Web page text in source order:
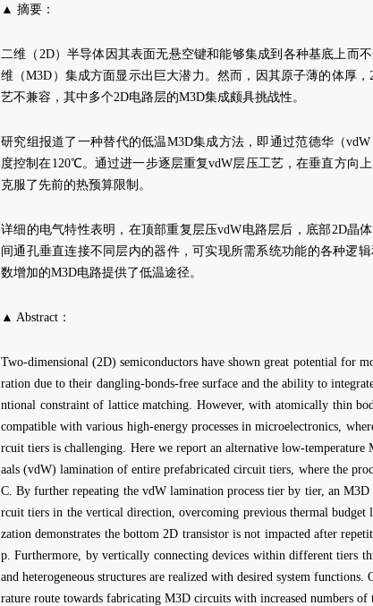
▲ 摘要：
二维（2D）半导体因其表面无悬空键和能够集成到各种基底上而
维（M3D）集成方面显示出巨大潜力。然而，因其原子薄的体厚
艺不兼容，其中多个2D电路层的M3D集成颇具挑战性。
研究组报道了一种替代的低温M3D集成方法，即通过范德华（
度控制在120℃。通过进一步逐层重复vdW层压工艺，在垂直方向
克服了先前的热预算限制。
详细的电气特性表明，在顶部重复层压vdW电路层后，底部2D晶
间通孔垂直连接不同层内的器件，可实现所需系统功能的各种逻
数增加的M3D电路提供了低温途径。
▲ Abstract：
Two-dimensional (2D) semiconductors have shown great potential for
ration due to their dangling-bonds-free surface and the ability to
ntional constraint of lattice matching. However, with atomically thin
compatible with various high-energy processes in microelectronics,
rcuit tiers is challenging. Here we report an alternative low-
aals (vdW) lamination of entire prefabricated circuit tiers, where the
C. By further repeating the vdW lamination process tier by tier, an
rcuit tiers in the vertical direction, overcoming previous thermal budget
zation demonstrates the bottom 2D transistor is not impacted after
p. Furthermore, by vertically connecting devices within different tiers
and heterogeneous structures are realized with desired system
rature route towards fabricating M3D circuits with increased numbers of